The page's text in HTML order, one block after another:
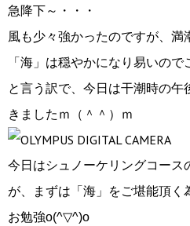
急降下～・・・
風も少々強かったのですが、満
「海」は穏やかになり易いので
と言う訳で、今日は干潮時の
きましたｍ（＾＾）ｍ
今日はシュノーケリングコース
が、まずは「海」をご堪能頂く
お勉強o(^▽^)o